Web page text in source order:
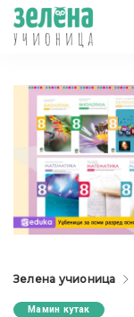
Зелена учионица
Мамин кутак